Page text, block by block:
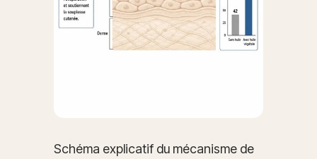
Schéma explicatif du mécanisme de